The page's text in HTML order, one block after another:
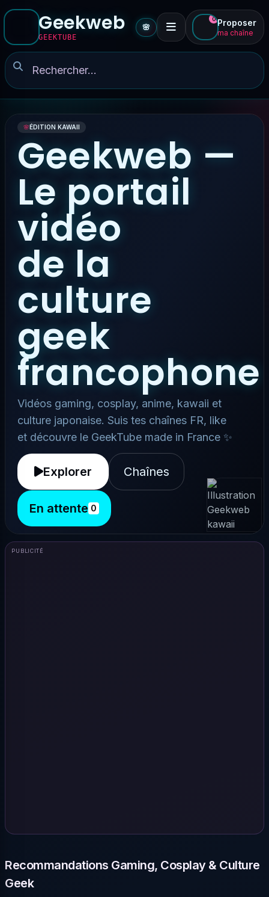
Geekweb
GEEKTUBE
🌸
0 Proposer
ma chaîne
🌸ÉDITION KAWAII
Geekweb —
Le portail
vidéo
de la
culture
geek
francophone
Vidéos gaming, cosplay, anime, kawaii et
culture japonaise. Suis tes chaînes FR, like
et découvre le GeekTube made in France ✨
Explorer Chaînes
En attente 0
PUBLICITÉ
Recommandations Gaming, Cosplay & Culture
Geek